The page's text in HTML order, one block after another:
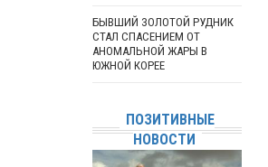
БЫВШИЙ ЗОЛОТОЙ РУДНИК
СТАЛ СПАСЕНИЕМ ОТ
АНОМАЛЬНОЙ ЖАРЫ В
ЮЖНОЙ КОРЕЕ
ПОЗИТИВНЫЕ
НОВОСТИ